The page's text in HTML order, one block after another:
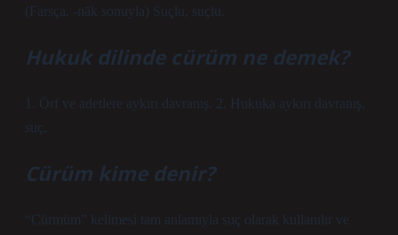
(Farsça. -nāk sonuyla) Suçlu, suçlu.
Hukuk dilinde cürüm ne demek?
1. Örf ve adetlere aykırı davranış. 2. Hukuka aykırı davranış,
suç.
Cürüm kime denir?
“Cürmüm” kelimesi tam anlamıyla suç olarak kullanılır ve